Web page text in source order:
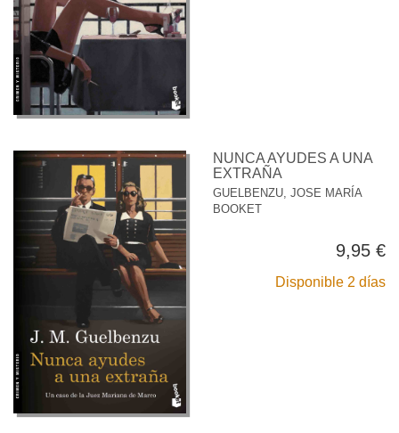
NUNCA AYUDES A UNA
EXTRAÑA
GUELBENZU, JOSE MARÍA
BOOKET
9,95 €
Disponible 2 días